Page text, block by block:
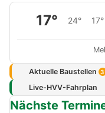
17° 24° 17°
Aktuelle Baustellen 3
Live-HVV-Fahrplan
Nächste